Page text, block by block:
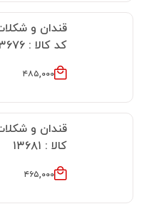
قندان و
کد کالا : ۱۳۶۷۶
۴۸۵,۰۰۰
قندان و
کالا : ۱۳۶۸۱
۴۶۵,۰۰۰